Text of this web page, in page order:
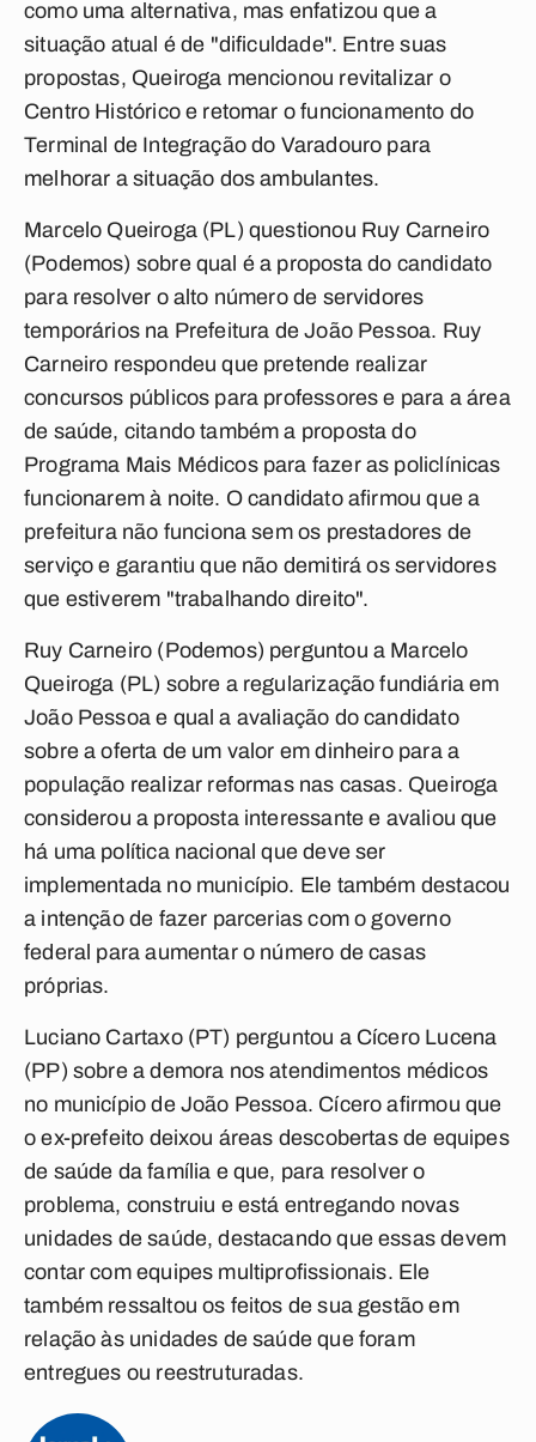
como uma alternativa, mas enfatizou que a
situação atual é de "dificuldade". Entre suas
propostas, Queiroga mencionou revitalizar o
Centro Histórico e retomar o funcionamento do
Terminal de Integração do Varadouro para
melhorar a situação dos ambulantes.
Marcelo Queiroga (PL) questionou Ruy Carneiro
(Podemos) sobre qual é a proposta do candidato
para resolver o alto número de servidores
temporários na Prefeitura de João Pessoa. Ruy
Carneiro respondeu que pretende realizar
concursos públicos para professores e para a área
de saúde, citando também a proposta do
Programa Mais Médicos para fazer as policlínicas
funcionarem à noite. O candidato afirmou que a
prefeitura não funciona sem os prestadores de
serviço e garantiu que não demitirá os servidores
que estiverem "trabalhando direito".
Ruy Carneiro (Podemos) perguntou a Marcelo
Queiroga (PL) sobre a regularização fundiária em
João Pessoa e qual a avaliação do candidato
sobre a oferta de um valor em dinheiro para a
população realizar reformas nas casas. Queiroga
considerou a proposta interessante e avaliou que
há uma política nacional que deve ser
implementada no município. Ele também destacou
a intenção de fazer parcerias com o governo
federal para aumentar o número de casas
próprias.
Luciano Cartaxo (PT) perguntou a Cícero Lucena
(PP) sobre a demora nos atendimentos médicos
no município de João Pessoa. Cícero afirmou que
o ex-prefeito deixou áreas descobertas de equipes
de saúde da família e que, para resolver o
problema, construiu e está entregando novas
unidades de saúde, destacando que essas devem
contar com equipes multiprofissionais. Ele
também ressaltou os feitos de sua gestão em
relação às unidades de saúde que foram
entregues ou reestruturadas.